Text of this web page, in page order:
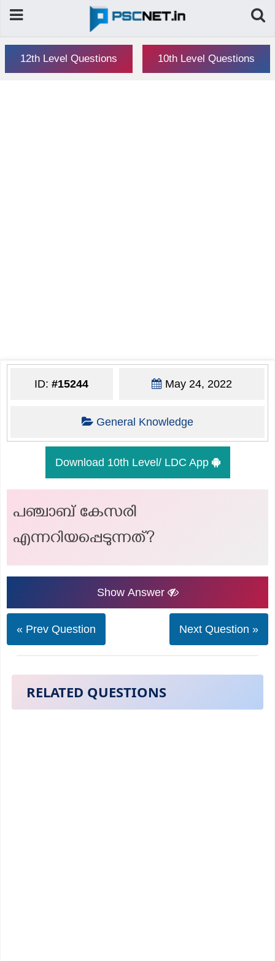
12th Level Questions 10th Level Questions
ID:#15244 May 24, 2022
General Knowledge
Download 10th Level/ LDC App
പഞ്ചാബ് കേസരി
എന്നറിയപ്പെടുന്നത്?
Show Answer
« Prev Question Next Question »
RELATED QUESTIONS